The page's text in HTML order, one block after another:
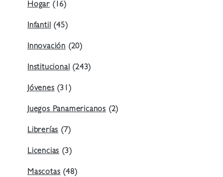
Hogar (16)
Infantil (45)
Innovación (20)
Institucional (243)
Jóvenes (31)
Juegos Panamericanos (2)
Librerías (7)
Licencias (3)
Mascotas (48)